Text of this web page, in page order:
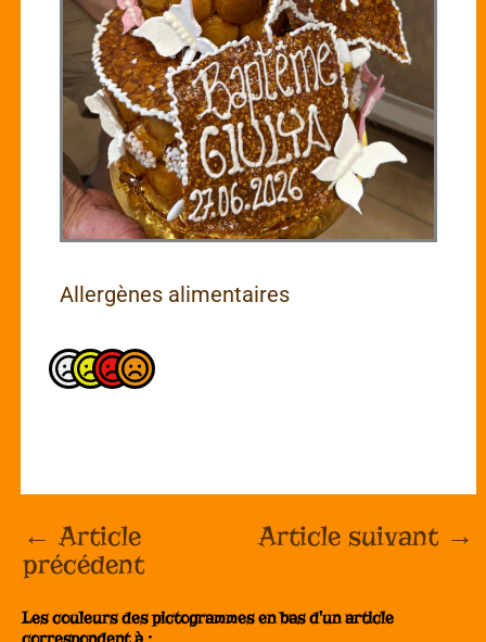
Allergènes alimentaires
← Article
précédent
Article suivant →
Les couleurs des pictogrammes en bas d'un article